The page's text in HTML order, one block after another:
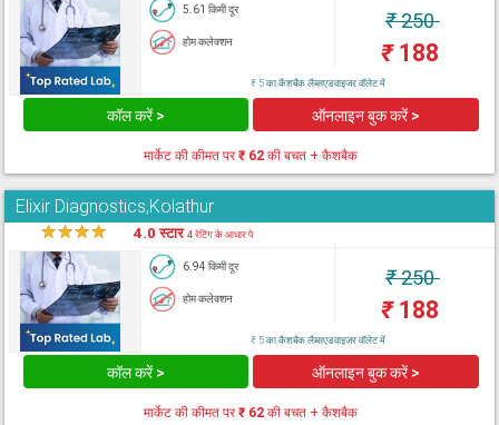
5.61 किमी दूर
होम कलेक्शन
₹250
₹188
₹ 5 का कैशबैक लैब्सएडवाइजर वॉलेट में
कॉल करें > ऑनलाइन बुक करें >
मार्केट की कीमत पर₹ 62 की बचत + कैशबैक
Elixir Diagnostics,Kolathur
★★★★ 4.0 स्टार4 रेटिंग के आधार पे
6.94 किमी दूर
होम कलेक्शन
₹250
₹188
₹ 5 का कैशबैक लैब्सएडवाइजर वॉलेट में
कॉल करें > ऑनलाइन बुक करें >
मार्केट की कीमत पर₹ 62 की बचत + कैशबैक